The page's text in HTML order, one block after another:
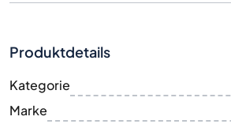
Produktdetails
Kategorie
Marke